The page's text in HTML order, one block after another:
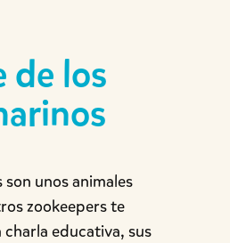
de los
son unos animales
zookeepers te
educativa, sus